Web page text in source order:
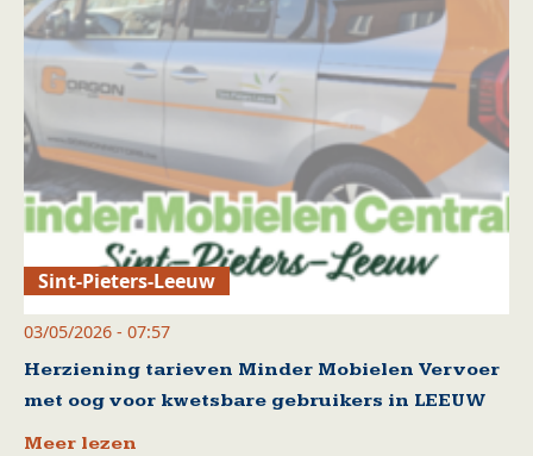
Sint-Pieters-Leeuw
03/05/2026 - 07:57
Herziening tarieven Minder Mobielen Vervoer
met oog voor kwetsbare gebruikers in LEEUW
Meer lezen